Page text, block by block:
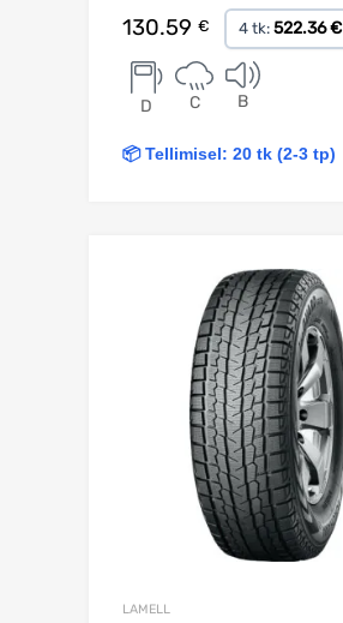
130.59 € 4 tk: 522.36 €
D C B
📦 Tellimisel: 20 tk (2-3 tp)
LAMELL